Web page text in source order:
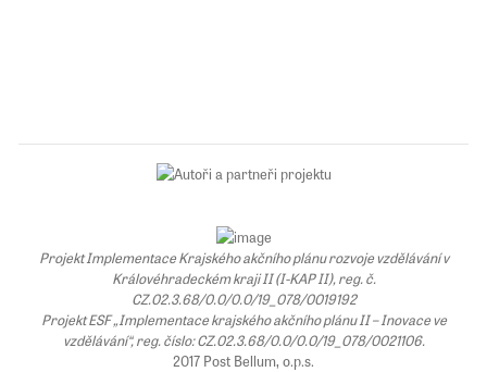
Projekt Implementace Krajského akčního plánu rozvoje vzdělávání v
Královéhradeckém kraji II (I-KAP II), reg. č.
CZ.02.3.68/0.0/0.0/19_078/0019192
Projekt ESF „Implementace krajského akčního plánu II – Inovace ve
vzdělávání“, reg. číslo: CZ.02.3.68/0.0/0.0/19_078/0021106.
2017 Post Bellum, o.p.s.